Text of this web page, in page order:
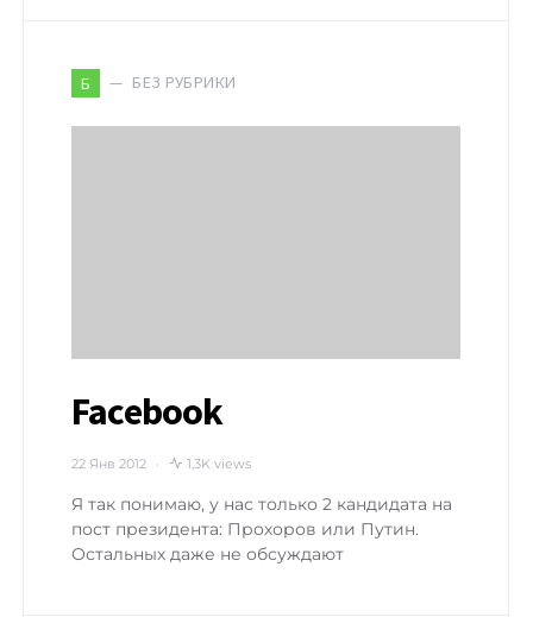
Б БЕЗ РУБРИКИ
Facebook
22 Янв 2012 1,3K views
Я так понимаю, у нас только 2 кандидата на
пост президента: Прохоров или Путин.
Остальных даже не обсуждают